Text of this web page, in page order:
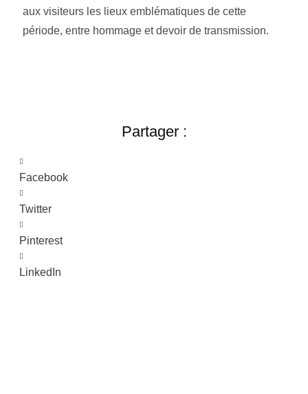
aux visiteurs les lieux emblématiques de cette
période, entre hommage et devoir de transmission.
Partager :
Facebook
Twitter
Pinterest
LinkedIn